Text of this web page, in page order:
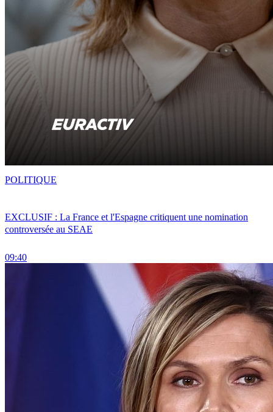
EXCLUSIF : La France et l'Espagne critiquent une nomination
controversée au SEAE
09:40
POLITIQUE